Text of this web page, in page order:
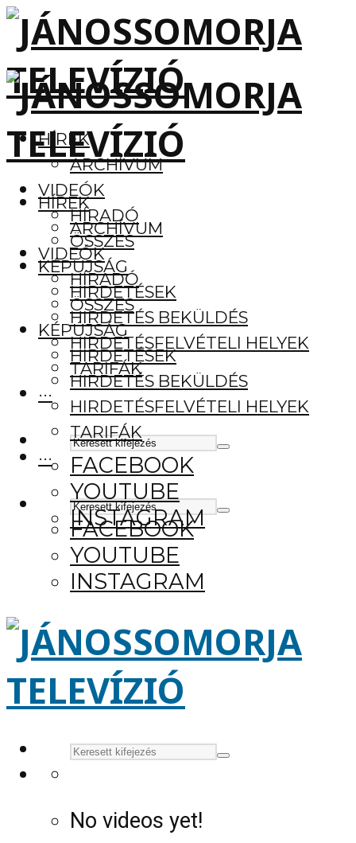
HÍREK
ARCHÍVUM
VIDEÓK
HÍRADÓ
ÖSSZES
KÉPÚJSÁG
HIRDETÉSEK
HIRDETÉS BEKÜLDÉS
HIRDETÉSFELVÉTELI HELYEK
TARIFÁK
···
FACEBOOK
YOUTUBE
INSTAGRAM
HÍREK
ARCHÍVUM
VIDEÓK
HÍRADÓ
ÖSSZES
KÉPÚJSÁG
HIRDETÉSEK
HIRDETÉS BEKÜLDÉS
HIRDETÉSFELVÉTELI HELYEK
TARIFÁK
···
FACEBOOK
YOUTUBE
INSTAGRAM
No videos yet!